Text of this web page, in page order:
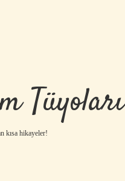
Tüyoları
kısa hikayeler!